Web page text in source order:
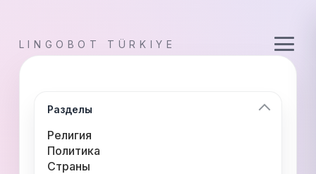
LINGOBOT TÜRKIYE
Разделы
Религия
Политика
Страны